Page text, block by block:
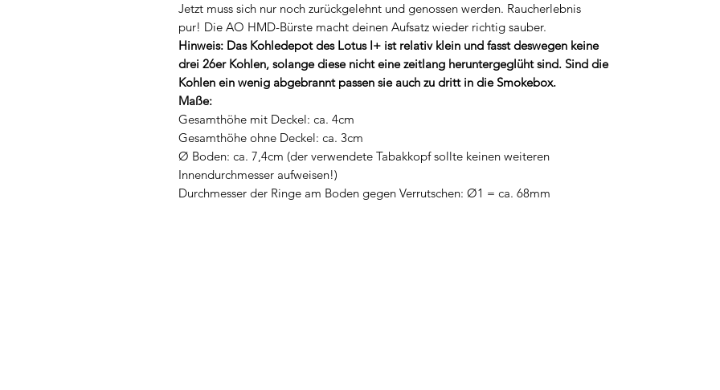
Jetzt muss sich nur noch zurückgelehnt und genossen werden. Raucherlebnis
pur! Die AO HMD-Bürste macht deinen Aufsatz wieder richtig sauber.
Hinweis: Das Kohledepot des Lotus I+ ist relativ klein und fasst deswegen keine
drei 26er Kohlen, solange diese nicht eine zeitlang heruntergeglüht sind. Sind die
Kohlen ein wenig abgebrannt passen sie auch zu dritt in die Smokebox.
Maße:
Gesamthöhe mit Deckel: ca. 4cm
Gesamthöhe ohne Deckel: ca. 3cm
Ø Boden: ca. 7,4cm (der verwendete Tabakkopf sollte keinen weiteren
Innendurchmesser aufweisen!)
Durchmesser der Ringe am Boden gegen Verrutschen: Ø1 = ca. 68mm